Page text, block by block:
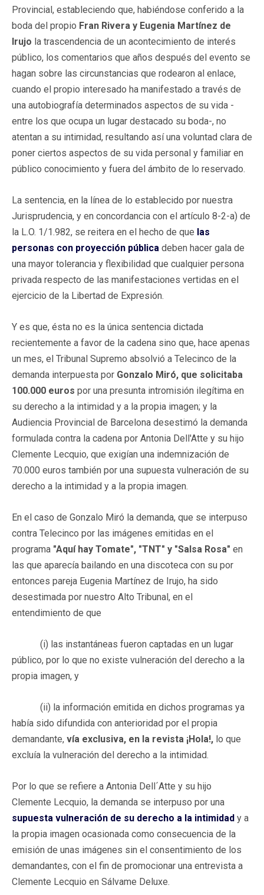
Provincial, estableciendo que, habiéndose conferido a la
boda del propio Fran Rivera y Eugenia Martínez de
Irujo la trascendencia de un acontecimiento de interés
público, los comentarios que años después del evento se
hagan sobre las circunstancias que rodearon al enlace,
cuando el propio interesado ha manifestado a través de
una autobiografía determinados aspectos de su vida -
entre los que ocupa un lugar destacado su boda-, no
atentan a su intimidad, resultando así una voluntad clara de
poner ciertos aspectos de su vida personal y familiar en
público conocimiento y fuera del ámbito de lo reservado.
La sentencia, en la línea de lo establecido por nuestra
Jurisprudencia, y en concordancia con el artículo 8-2-a) de
la L.O. 1/1.982, se reitera en el hecho de que las
personas con proyección pública deben hacer gala de
una mayor tolerancia y flexibilidad que cualquier persona
privada respecto de las manifestaciones vertidas en el
ejercicio de la Libertad de Expresión.
Y es que, ésta no es la única sentencia dictada
recientemente a favor de la cadena sino que, hace apenas
un mes, el Tribunal Supremo absolvió a Telecinco de la
demanda interpuesta por Gonzalo Miró, que solicitaba
100.000 euros por una presunta intromisión ilegítima en
su derecho a la intimidad y a la propia imagen; y la
Audiencia Provincial de Barcelona desestimó la demanda
formulada contra la cadena por Antonia Dell'Atte y su hijo
Clemente Lecquio, que exigían una indemnización de
70.000 euros también por una supuesta vulneración de su
derecho a la intimidad y a la propia imagen.
En el caso de Gonzalo Miró la demanda, que se interpuso
contra Telecinco por las imágenes emitidas en el
programa "Aquí hay Tomate", "TNT" y "Salsa Rosa" en
las que aparecía bailando en una discoteca con su por
entonces pareja Eugenia Martínez de Irujo, ha sido
desestimada por nuestro Alto Tribunal, en el
entendimiento de que
(i) las instantáneas fueron captadas en un lugar
público, por lo que no existe vulneración del derecho a la
propia imagen, y
(ii) la información emitida en dichos programas ya
había sido difundida con anterioridad por el propia
demandante, vía exclusiva, en la revista ¡Hola!, lo que
excluía la vulneración del derecho a la intimidad.
Por lo que se refiere a Antonia Dell´Atte y su hijo
Clemente Lecquio, la demanda se interpuso por una
supuesta vulneración de su derecho a la intimidad y a
la propia imagen ocasionada como consecuencia de la
emisión de unas imágenes sin el consentimiento de los
demandantes, con el fin de promocionar una entrevista a
Clemente Lecquio en Sálvame Deluxe.